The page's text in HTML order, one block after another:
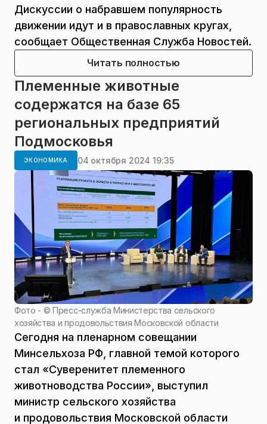
Дискуссии о набравшем популярность
движении идут и в православных кругах,
сообщает Общественная Служба Новостей.
Читать полностью
Племенные животные
содержатся на базе 65
региональных предприятий
Подмосковья
ЭКОНОМИКА 04 октября 2024 19:35
Фото - ©Пресс-служба Министерства сельского
хозяйства и продовольствия Московской области
Сегодня на пленарном совещании
Минсельхоза РФ, главной темой которого
стал «Суверенитет племенного
животноводства России», выступил
министр сельского хозяйства
и продовольствия Московской области